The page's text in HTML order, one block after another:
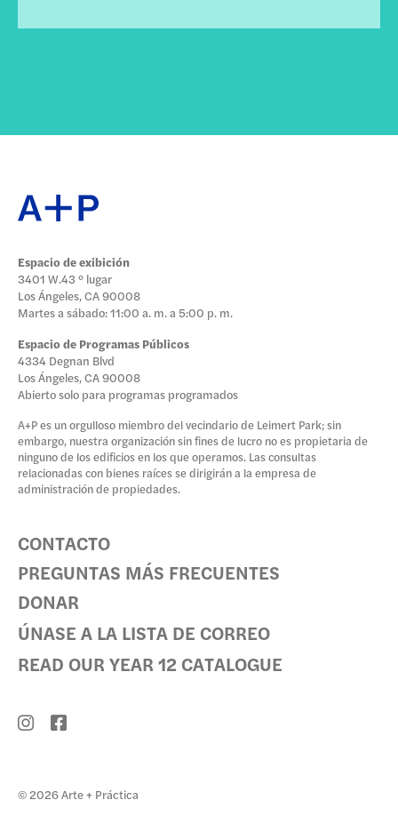
Espacio de exibición
3401 W.43 ° lugar
Los Ángeles, CA 90008
Martes a sábado: 11:00 a. m. a 5:00 p. m.
Espacio de Programas Públicos
4334 Degnan Blvd
Los Ángeles, CA 90008
Abierto solo para programas programados
A+P es un orgulloso miembro del vecindario de Leimert Park; sin
embargo, nuestra organización sin fines de lucro no es propietaria de
ninguno de los edificios en los que operamos. Las consultas
relacionadas con bienes raíces se dirigirán a la empresa de
administración de propiedades.
CONTACTO
PREGUNTAS MÁS FRECUENTES
DONAR
ÚNASE A LA LISTA DE CORREO
READ OUR YEAR 12 CATALOGUE
© 2026 Arte + Práctica